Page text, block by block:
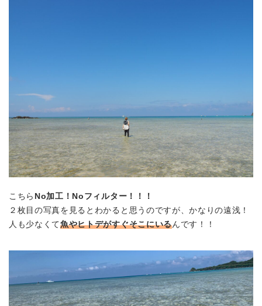
こちら No加工！Noフィルター！！！
２枚目の写真を見るとわかると思うのですが、かなりの遠浅！
人も少なくて魚やヒトデがすぐそこにいるんです！！